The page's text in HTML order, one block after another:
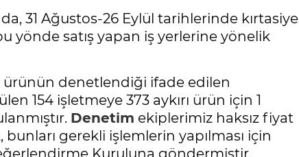
31 Ağustos-26 Eylül tarihlerinde kırtasiye
yönde satış yapan iş yerlerine yönelik
ürünün denetlendiği ifade edilen
154 işletmeye 373 aykırı ürün için 1
Denetim ekiplerimiz haksız fiyat
gerekli işlemlerin yapılması için
Kuruluna göndermiştir.